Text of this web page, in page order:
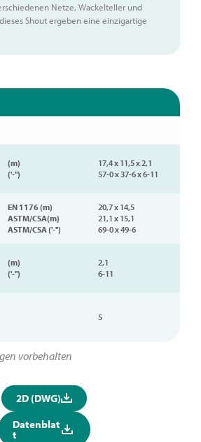
Netze, Wackelteller und
Shout ergeben eine einzigartige
(m)
('-'')
17,4 x 11,5 x 2,1
57-0 x 37-6 x 6-11
EN 1176 (m)
ASTM/CSA(m)
ASTM/CSA ('-'')
20,7 x 14,5
21,1 x 15,1
69-0 x 49-6
(m)
('-'')
2,1
6-11
5
vorbehalten
2D (DWG)
Datenblat
t